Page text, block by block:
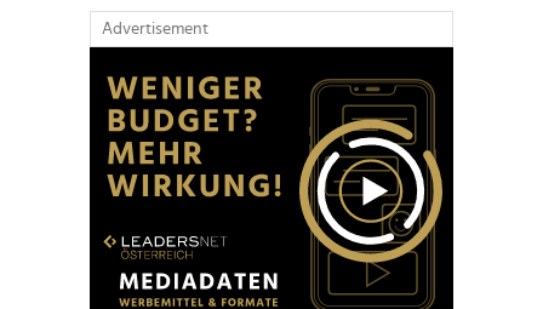
Advertisement